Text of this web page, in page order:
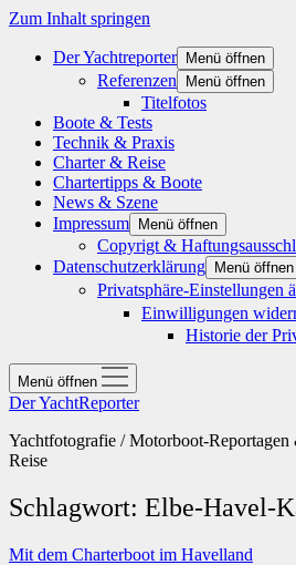
Zum Inhalt springen
Der Yachtreporter Menü öffnen
Referenzen Menü öffnen
Titelfotos
Boote & Tests
Technik & Praxis
Charter & Reise
Chartertipps & Boote
News & Szene
Impressum
Menü öffnen
Copyrigt &
Datenschutzerklärung
Menü öffnen
Privatsphäre-Einstellungen
Einwilligungen
Historie der
Menü öffnen
Der YachtReporter
Yachtfotografie / Motorboot-
Reise
Schlagwort: Elbe-Havel-
Mit dem Charterboot im Havelland